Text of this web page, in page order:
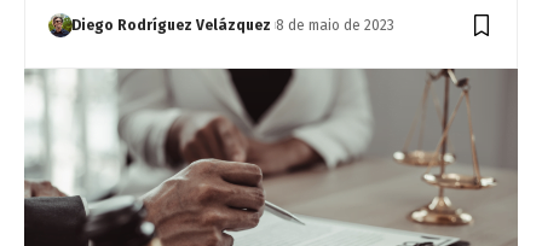
Diego Rodríguez Velázquez 8 de maio de 2023